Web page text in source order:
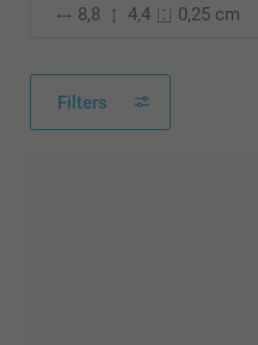
8,8
4,4 0,25 cm
Filters